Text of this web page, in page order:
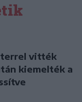
vitték
kiemelték a